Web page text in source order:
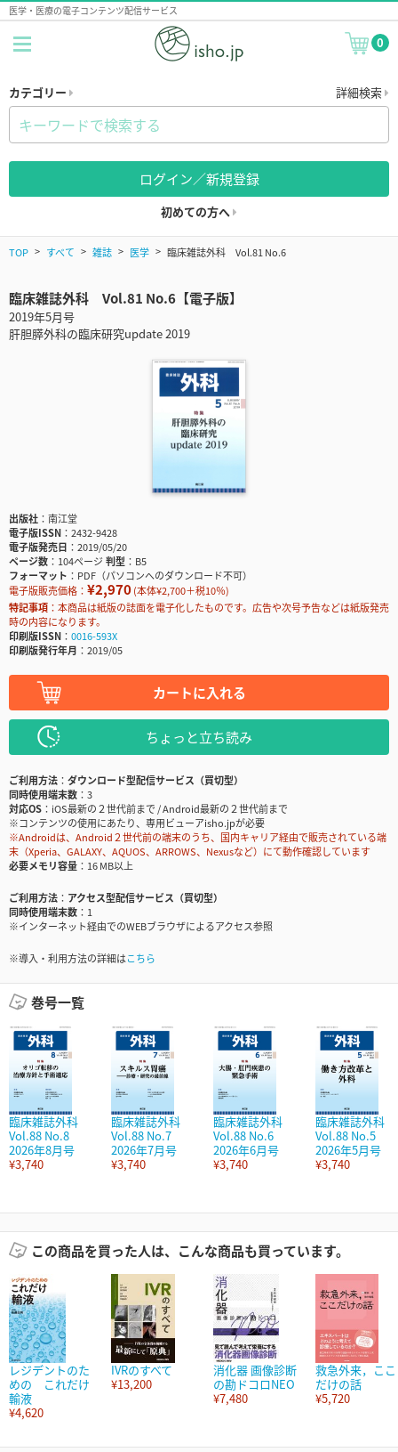
医学・医療の電子コンテンツ配信サービス
0
カテゴリー 詳細検索
ログイン／新規登録
初めての方へ
TOP すべて 雑誌 医学 臨床雑誌外科 Vol.81 No.6
臨床雑誌外科 Vol.81 No.6【電子版】
2019年5月号
肝胆膵外科の臨床研究update 2019
出版社
南江堂
電子版ISSN
2432-9428
電子版発売日
2019/05/20
ページ数
104ページ判型
B5
フォーマット
PDF（パソコンへのダウンロード不可）
電子版販売価格： ¥2,970(本体¥2,700＋税10％)
特記事項
本商品は紙版の誌面を電子化したものです。広告や次号予告などは紙版発売
時の内容になります。
印刷版ISSN
0016-593X
印刷版発行年月
2019/05
カートに入れる
ちょっと立ち読み
ご利用方法
ダウンロード型配信サービス（買切型）
同時使用端末数
3
対応OS
iOS最新の２世代前まで / Android最新の２世代前まで
※コンテンツの使用にあたり、専用ビューアisho.jpが必要
※Androidは、Android２世代前の端末のうち、国内キャリア経由で販売されている端
末（Xperia、GALAXY、AQUOS、ARROWS、Nexusなど）にて動作確認しています
必要メモリ容量
16 MB以上
ご利用方法
アクセス型配信サービス（買切型）
同時使用端末数
1
※インターネット経由でのWEBブラウザによるアクセス参照
※導入・利用方法の詳細はこちら
巻号一覧
臨床雑誌外科
Vol.88 No.8
2026年8月号
¥3,740
臨床雑誌外科
Vol.88 No.7
2026年7月号
¥3,740
臨床雑誌外科
Vol.88 No.6
2026年6月号
¥3,740
臨床雑誌外科
Vol.88 No.5
2026年5月号
¥3,740
この商品を買った人は、こんな商品も買っています。
レジデントのた
めの これだけ
輸液
¥4,620
IVRのすべて
¥13,200
消化器 画像診断
の勘ドコロNEO
¥7,480
救急外来，ここ
だけの話
¥5,720